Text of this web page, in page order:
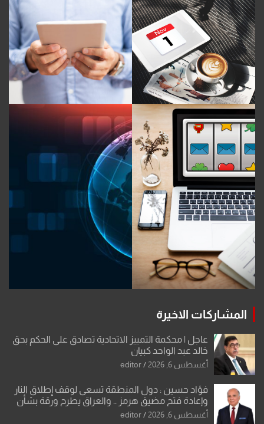
المشاركات الاخيرة
عاجل | محكمة التمييز الاتحادية تصادق على الحكم بحق
خالد عبد الواحد كبيان
أغسطس 6, 2026 editor
فؤاد حسين : دول المنطقة تسعى لوقف إطلاق النار
وإعادة فتح مضيق هرمز .. والعراق يطرح ورقة بشأن
تحولات القدس
أغسطس 6, 2026 editor